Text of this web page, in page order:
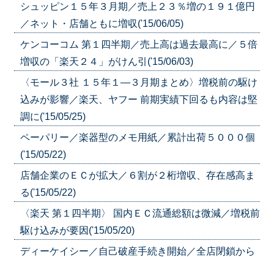
シュッピン１５年３月期／売上２３％増の１９１億円
／ネット・店舗ともに増収('15/06/05)
ケンコーコム 第１四半期／売上高は過去最高に／５倍
増収の「楽天２４」がけん引('15/06/03)
〈モール３社 １５年１―３月期まとめ〉増税前の駆け
込みが影響／楽天、ヤフー 前期実績下回るも内容は堅
調に('15/05/25)
ペーパリー／楽器型のメモ用紙／累計出荷５０００個
('15/05/22)
店舗企業のＥＣが拡大／６割が２桁増収、存在感高ま
る('15/05/22)
〈楽天 第１四半期〉 国内ＥＣ流通総額は微減／増税前
駆け込みが要因('15/05/20)
ディーケイシー／自己破産手続き開始／全店閉鎖から